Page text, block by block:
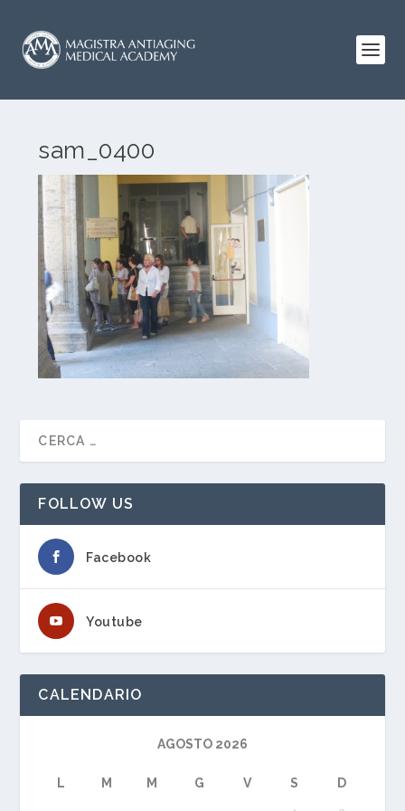
sam_0400
FOLLOW US
Facebook
Youtube
CALENDARIO
AGOSTO 2026
L M M G V S D